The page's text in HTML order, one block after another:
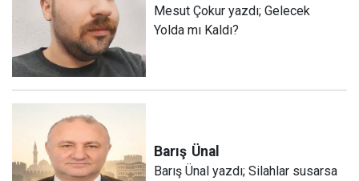
Mesut Çokur yazdı; Gelecek
Yolda mı Kaldı?
Barış Ünal
Barış Ünal yazdı; Silahlar susarsa